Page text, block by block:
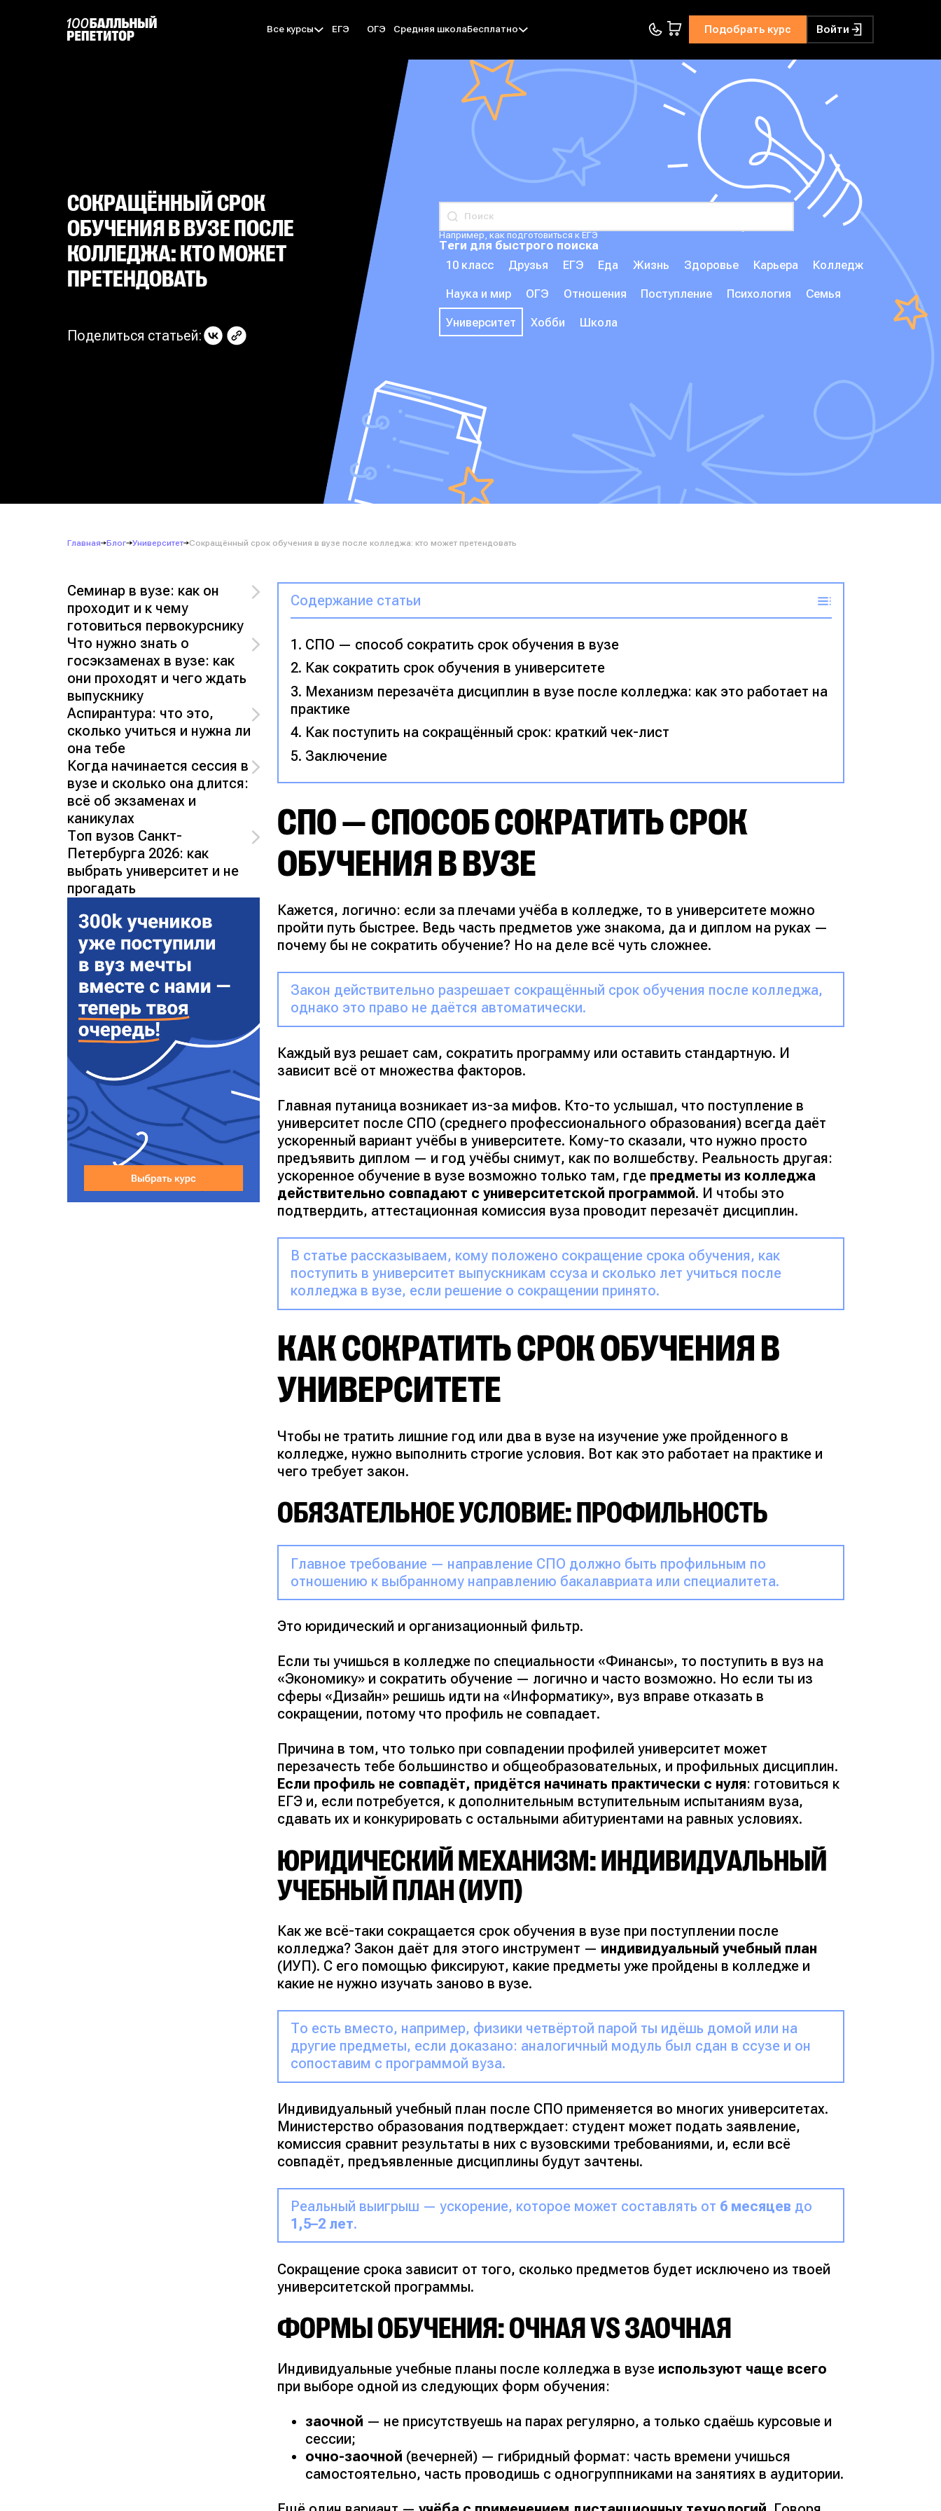
Все курсы ЕГЭ ОГЭ Средняя школаБесплатно Подобрать курс Войти
СОКРАЩЁННЫЙ СРОК
ОБУЧЕНИЯ В ВУЗЕ ПОСЛЕ
КОЛЛЕДЖА: КТО МОЖЕТ
ПРЕТЕНДОВАТЬ
Поделиться статьей:
Например, как подготовиться к ЕГЭ
Теги для быстрого поиска
10 класс
Друзья ЕГЭ Еда Жизнь Здоровье Карьера Колледж
Наука и мир ОГЭ Отношения Поступление Психология Семья
Университет Хобби Школа
Главная Блог Университет Сокращённый срок обучения в вузе после колледжа: кто может претендовать
Семинар в вузе: как он
проходит и к чему
готовиться первокурснику
Что нужно знать о
госэкзаменах в вузе: как
они проходят и чего ждать
выпускнику
Аспирантура: что это,
сколько учиться и нужна ли
она тебе
Когда начинается сессия в
вузе и сколько она длится:
всё об экзаменах и
каникулах
Топ вузов Санкт-
Петербурга 2026: как
выбрать университет и не
прогадать
Содержание статьи
СПО — способ сократить срок обучения в вузе
Как сократить срок обучения в университете
Механизм перезачёта дисциплин в вузе после колледжа: как это работает на
практике
Как поступить на сокращённый срок: краткий чек-лист
Заключение
СПО — СПОСОБ СОКРАТИТЬ СРОК
ОБУЧЕНИЯ В ВУЗЕ
Кажется, логично: если за плечами учёба в колледже, то в университете можно
пройти путь быстрее. Ведь часть предметов уже знакома, да и диплом на руках —
почему бы не сократить обучение? Но на деле всё чуть сложнее.
Закон действительно разрешает сокращённый срок обучения после колледжа,
однако это право не даётся автоматически.
Каждый вуз решает сам, сократить программу или оставить стандартную. И
зависит всё от множества факторов.
Главная путаница возникает из-за мифов. Кто-то услышал, что поступление в
университет после СПО (среднего профессионального образования) всегда даёт
ускоренный вариант учёбы в университете. Кому-то сказали, что нужно просто
предъявить диплом — и год учёбы снимут, как по волшебству. Реальность другая:
ускоренное обучение в вузе возможно только там, где предметы из колледжа
действительно совпадают с университетской программой. И чтобы это
подтвердить, аттестационная комиссия вуза проводит перезачёт дисциплин.
В статье рассказываем, кому положено сокращение срока обучения, как
поступить в университет выпускникам ссуза и сколько лет учиться после
колледжа в вузе, если решение о сокращении принято.
КАК СОКРАТИТЬ СРОК ОБУЧЕНИЯ В
УНИВЕРСИТЕТЕ
Чтобы не тратить лишние год или два в вузе на изучение уже пройденного в
колледже, нужно выполнить строгие условия. Вот как это работает на практике и
чего требует закон.
ОБЯЗАТЕЛЬНОЕ УСЛОВИЕ: ПРОФИЛЬНОСТЬ
Главное требование — направление СПО должно быть профильным по
отношению к выбранному направлению бакалавриата или специалитета.
Это юридический и организационный фильтр.
Если ты учишься в колледже по специальности «Финансы», то поступить в вуз на
«Экономику» и сократить обучение — логично и часто возможно. Но если ты из
сферы «Дизайн» решишь идти на «Информатику», вуз вправе отказать в
сокращении, потому что профиль не совпадает.
Причина в том, что только при совпадении профилей университет может
перезачесть тебе большинство и общеобразовательных, и профильных дисциплин.
Если профиль не совпадёт, придётся начинать практически с нуля: готовиться к
ЕГЭ и, если потребуется, к дополнительным вступительным испытаниям вуза,
сдавать их и конкурировать с остальными абитуриентами на равных условиях.
ЮРИДИЧЕСКИЙ МЕХАНИЗМ: ИНДИВИДУАЛЬНЫЙ
УЧЕБНЫЙ ПЛАН (ИУП)
Как же всё-таки сокращается срок обучения в вузе при поступлении после
колледжа? Закон даёт для этого инструмент — индивидуальный учебный план
(ИУП). С его помощью фиксируют, какие предметы уже пройдены в колледже и
какие не нужно изучать заново в вузе.
То есть вместо, например, физики четвёртой парой ты идёшь домой или на
другие предметы, если доказано: аналогичный модуль был сдан в ссузе и он
сопоставим с программой вуза.
Индивидуальный учебный план после СПО применяется во многих университетах.
Министерство образования подтверждает: студент может подать заявление,
комиссия сравнит результаты в них с вузовскими требованиями, и, если всё
совпадёт, предъявленные дисциплины будут зачтены.
Реальный выигрыш — ускорение, которое может составлять от 6 месяцев до
1,5–2 лет.
Сокращение срока зависит от того, сколько предметов будет исключено из твоей
университетской программы.
ФОРМЫ ОБУЧЕНИЯ: ОЧНАЯ VS ЗАОЧНАЯ
Индивидуальные учебные планы после колледжа в вузе используют чаще всего
при выборе одной из следующих форм обучения:
заочной — не присутствуешь на парах регулярно, а только сдаёшь курсовые и
сессии;
очно-заочной (вечерней) — гибридный формат: часть времени учишься
самостоятельно, часть проводишь с одногруппниками на занятиях в аудитории.